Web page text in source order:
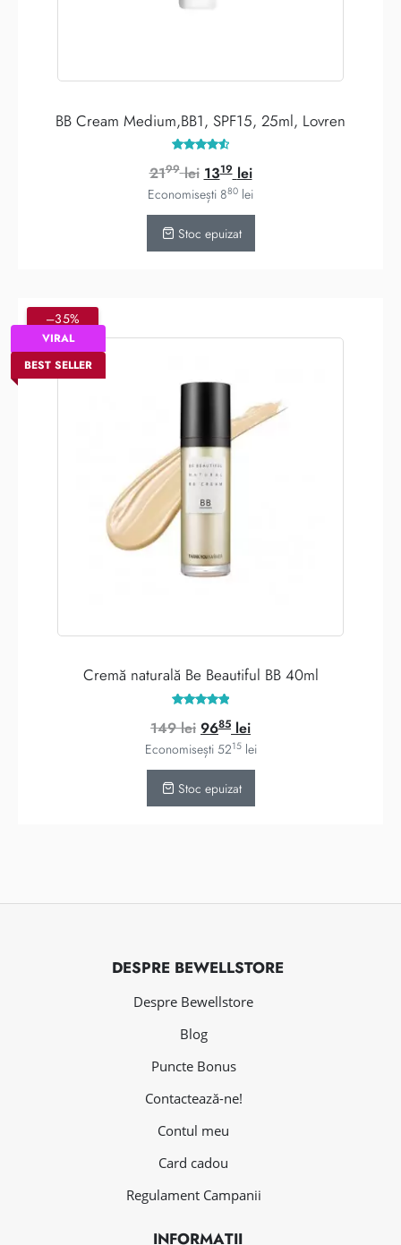
BB Cream Medium,BB1, SPF15, 25ml, Lovren
4.62
din 5
2199 lei Prețul
inițial
a
fost:
1319 leiPrețul
curent
este:
Economisești 880 lei
Stoc epuizat
–35%
VIRAL
BEST SELLER
Cremă naturală Be Beautiful BB 40ml
4.97
din 5
149lei Prețul
inițial
a
fost:
9685 leiPrețul
curent
este:
Economisești 5215 lei
Stoc epuizat
DESPRE BEWELLSTORE
Despre Bewellstore
Blog
Puncte Bonus
Contactează-ne!
Contul meu
Card cadou
Regulament Campanii
INFORMAȚII